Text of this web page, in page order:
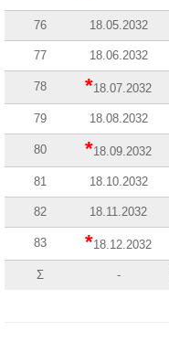
76 18.05.2032
77 18.06.2032
78 *18.07.2032
79 18.08.2032
80 *18.09.2032
81 18.10.2032
82 18.11.2032
83 *18.12.2032
Σ -